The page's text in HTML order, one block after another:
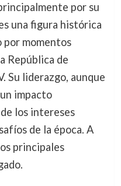
por su
una figura histórica
por momentos
República de
Su liderazgo, aunque
impacto
los intereses
de la época. A
principales